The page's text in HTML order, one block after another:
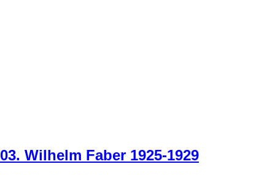
03. Wilhelm Faber 1925-1929